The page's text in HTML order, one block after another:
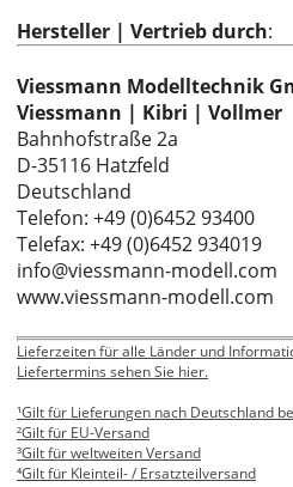
Hersteller | Vertrieb durch:
Viessmann Modelltechnik
Viessmann | Kibri | Vollmer
Bahnhofstraße 2a
D-35116 Hatzfeld
Deutschland
Telefon: +49 (0)6452 93400
Telefax: +49 (0)6452 934019
info@viessmann-modell.com
www.viessmann-modell.com
Lieferzeiten für alle Länder und
Liefertermins sehen Sie hier.
¹Gilt für Lieferungen nach Deutschland
²Gilt für EU-Versand
³Gilt für weltweiten Versand
⁴Gilt für Kleinteil- / Ersatzteilversand